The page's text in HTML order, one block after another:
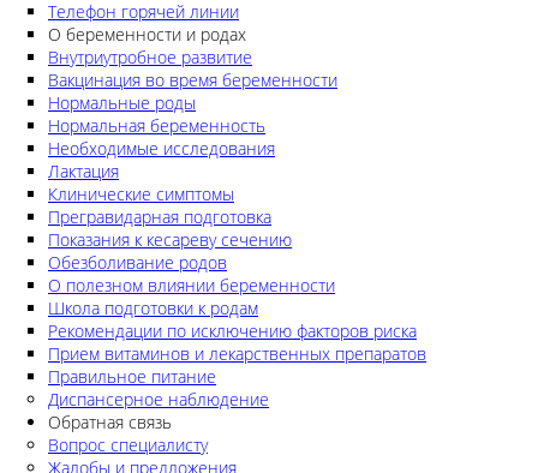
Телефон горячей линии
О беременности и родах
Внутриутробное развитие
Вакцинация во время беременности
Нормальные роды
Нормальная беременность
Необходимые исследования
Лактация
Клинические симптомы
Прегравидарная подготовка
Показания к кесареву сечению
Обезболивание родов
О полезном влиянии беременности
Школа подготовки к родам
Рекомендации по исключению факторов риска
Прием витаминов и лекарственных препаратов
Правильное питание
Диспансерное наблюдение
Обратная связь
Вопрос специалисту
Жалобы и предложения